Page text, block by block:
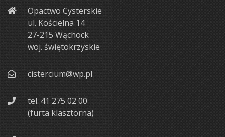
Opactwo Cysterskie
ul. Kościelna 14
27-215 Wąchock
woj. świętokrzyskie
cistercium@wp.pl
tel. 41 275 02 00
(furta klasztorna)